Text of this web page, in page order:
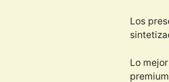
Los
Lo